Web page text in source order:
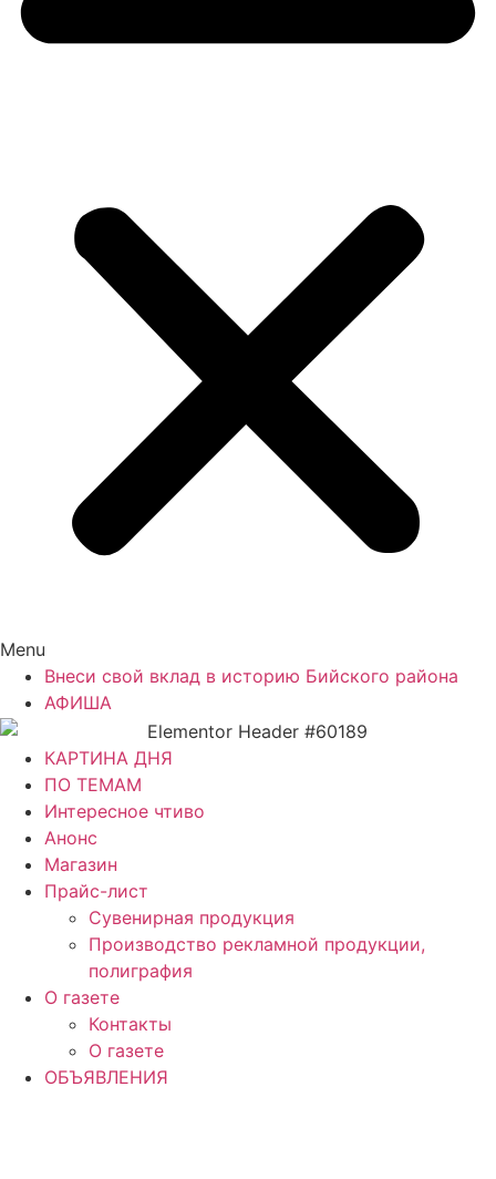
Menu
Внеси свой вклад в историю Бийского района
АФИША
КАРТИНА ДНЯ
ПО ТЕМАМ
Интересное чтиво
Анонс
Магазин
Прайс-лист
Сувенирная продукция
Производство рекламной продукции,
полиграфия
О газете
Контакты
О газете
ОБЪЯВЛЕНИЯ